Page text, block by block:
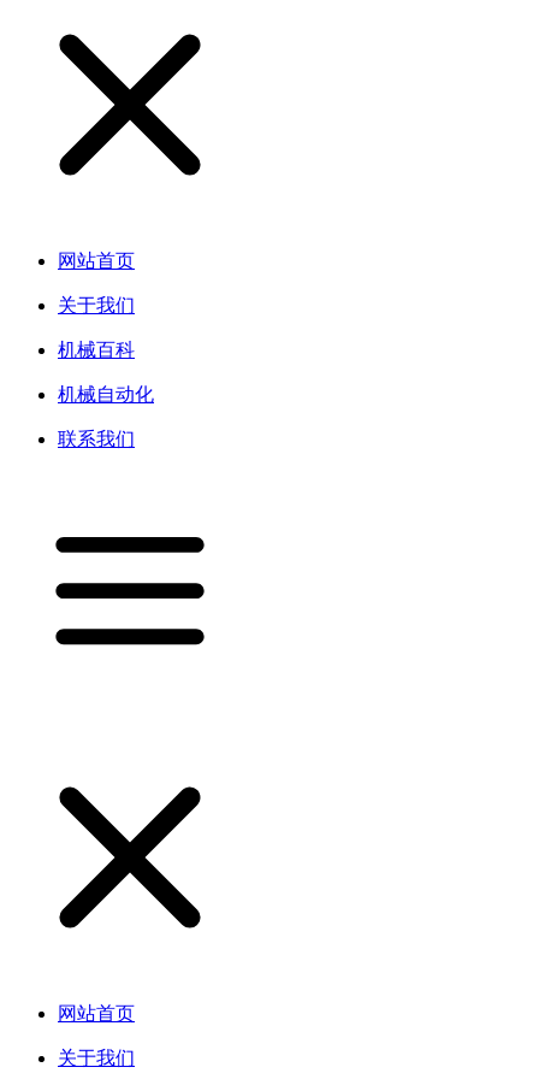
网站首页
关于我们
机械百科
机械自动化
联系我们
网站首页
关于我们